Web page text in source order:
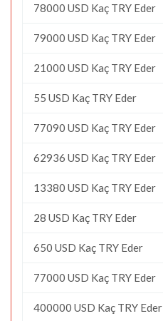
78000 USD Kaç TRY Eder
79000 USD Kaç TRY Eder
21000 USD Kaç TRY Eder
55 USD Kaç TRY Eder
77090 USD Kaç TRY Eder
62936 USD Kaç TRY Eder
13380 USD Kaç TRY Eder
28 USD Kaç TRY Eder
650 USD Kaç TRY Eder
77000 USD Kaç TRY Eder
400000 USD Kaç TRY Eder